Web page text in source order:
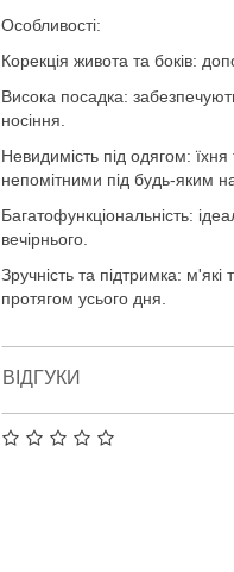
Особливості:
Корекція живота та боків:
Висока посадка:
носіння.
Невидимість під одягом:
непомітними під будь-яким
Багатофункціональність:
вечірнього.
Зручність та підтримка:
протягом усього дня.
ВІДГУКИ